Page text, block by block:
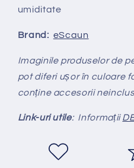
umiditate
Brand: eScaun
Imaginile produselor de
pot diferi ușor în culoare
conține accesorii
Link-uri utile: Informații